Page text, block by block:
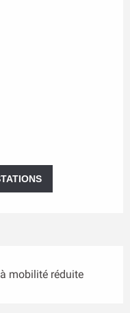
mobilité réduite